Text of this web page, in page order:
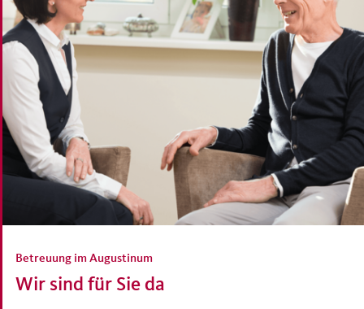
Wir sind für Sie da
Betreuung im Augustinum